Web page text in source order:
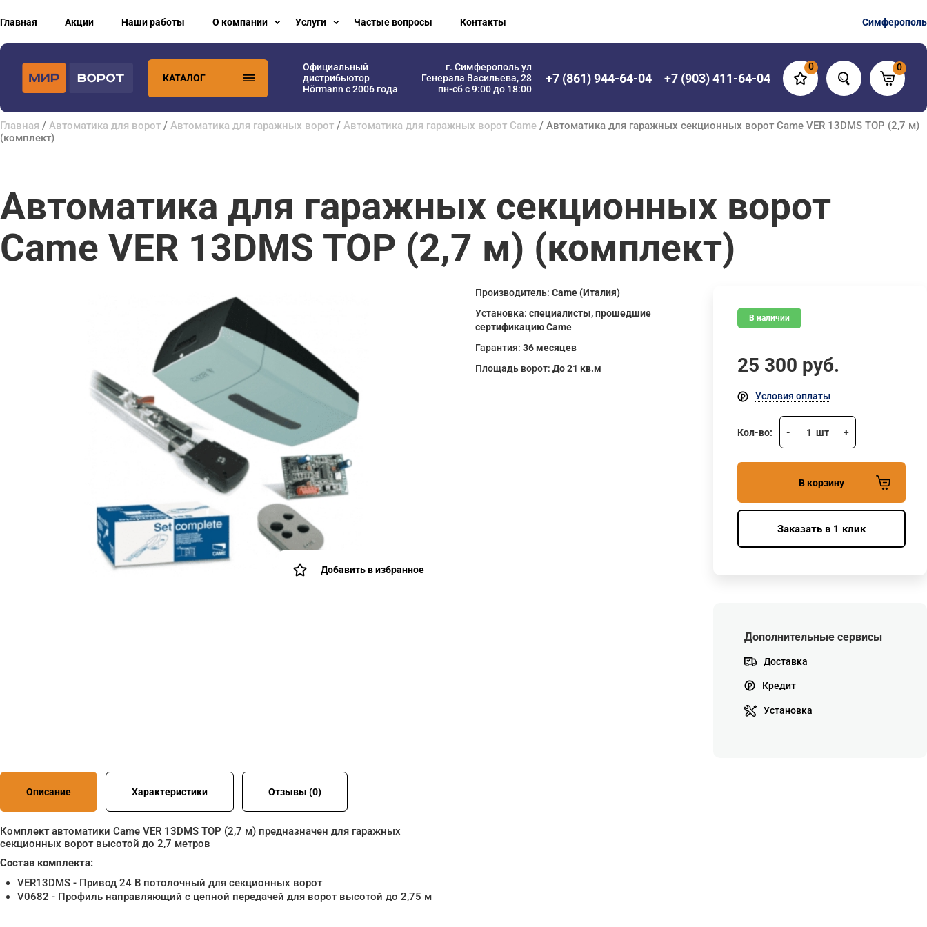
Главная Акции Наши работы О компании Услуги Частые вопросы Контакты Симферополь
КАТАЛОГ
Официальный
дистрибьютор
Hörmann с 2006 года
г. Симферополь ул
Генерала Васильева, 28
пн-сб с 9:00 до 18:00
+7 (861) 944-64-04 +7 (903) 411-64-04
0 0
Главная / Автоматика для ворот / Автоматика для гаражных ворот / Автоматика для гаражных ворот Came / Автоматика для гаражных секционных ворот Came VER 13DMS TOP (2,7 м)
(комплект)
Автоматика для гаражных секционных ворот
Came VER 13DMS TOP (2,7 м) (комплект)
Добавить в избранное
Производитель:Came (Италия)
Установка:специалисты, прошедшие
сертификацию Came
Гарантия:36 месяцев
Площадь ворот:До 21 кв.м
В наличии
25 300 руб.
Условия оплаты
Кол-во: - 1 шт +
В корзину
Заказать в 1 клик
Дополнительные сервисы
Доставка
Кредит
Установка
Описание Характеристики Отзывы (0)
Комплект автоматики Came VER 13DMS TOP (2,7 м) предназначен для гаражных
секционных ворот высотой до 2,7 метров
Состав комплекта:
VER13DMS - Привод 24 В потолочный для секционных ворот
V0682 - Профиль направляющий с цепной передачей для ворот высотой до 2,75 м